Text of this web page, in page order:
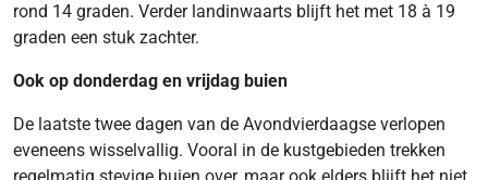
rond 14 graden. Verder landinwaarts blijft het met 18 à 19
graden een stuk zachter.
Ook op donderdag en vrijdag buien
De laatste twee dagen van de Avondvierdaagse verlopen
eveneens wisselvallig. Vooral in de kustgebieden trekken